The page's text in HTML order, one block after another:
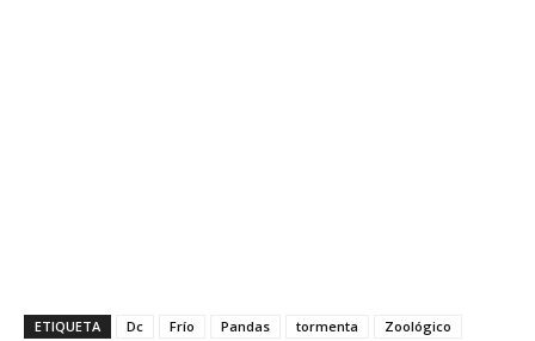
ETIQUETA Dc Frío Pandas tormenta Zoológico